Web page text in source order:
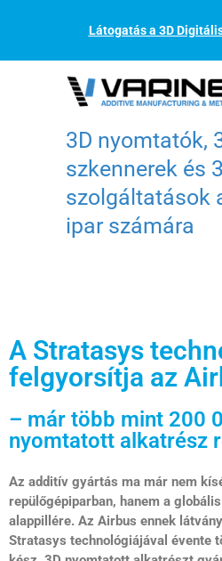
Látogatás a 3D
3D nyomtatók,
szkennerek és
szolgáltatások
ipar számára
A Stratasys
felgyorsítja az
– már több mint 200
nyomtatott alkatrész
Az additív gyártás ma már nem
repülőgépiparban, hanem a
alappillére. Az Airbus ennek
Stratasys technológiájával évente